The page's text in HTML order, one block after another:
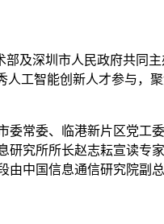
及深圳市人民政府共同
工智能创新人才参与，
常委、临港新片区党工
究所所长赵志耘宣读专
中国信息通信研究院副总